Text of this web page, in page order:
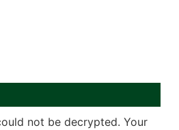
not be decrypted. Your